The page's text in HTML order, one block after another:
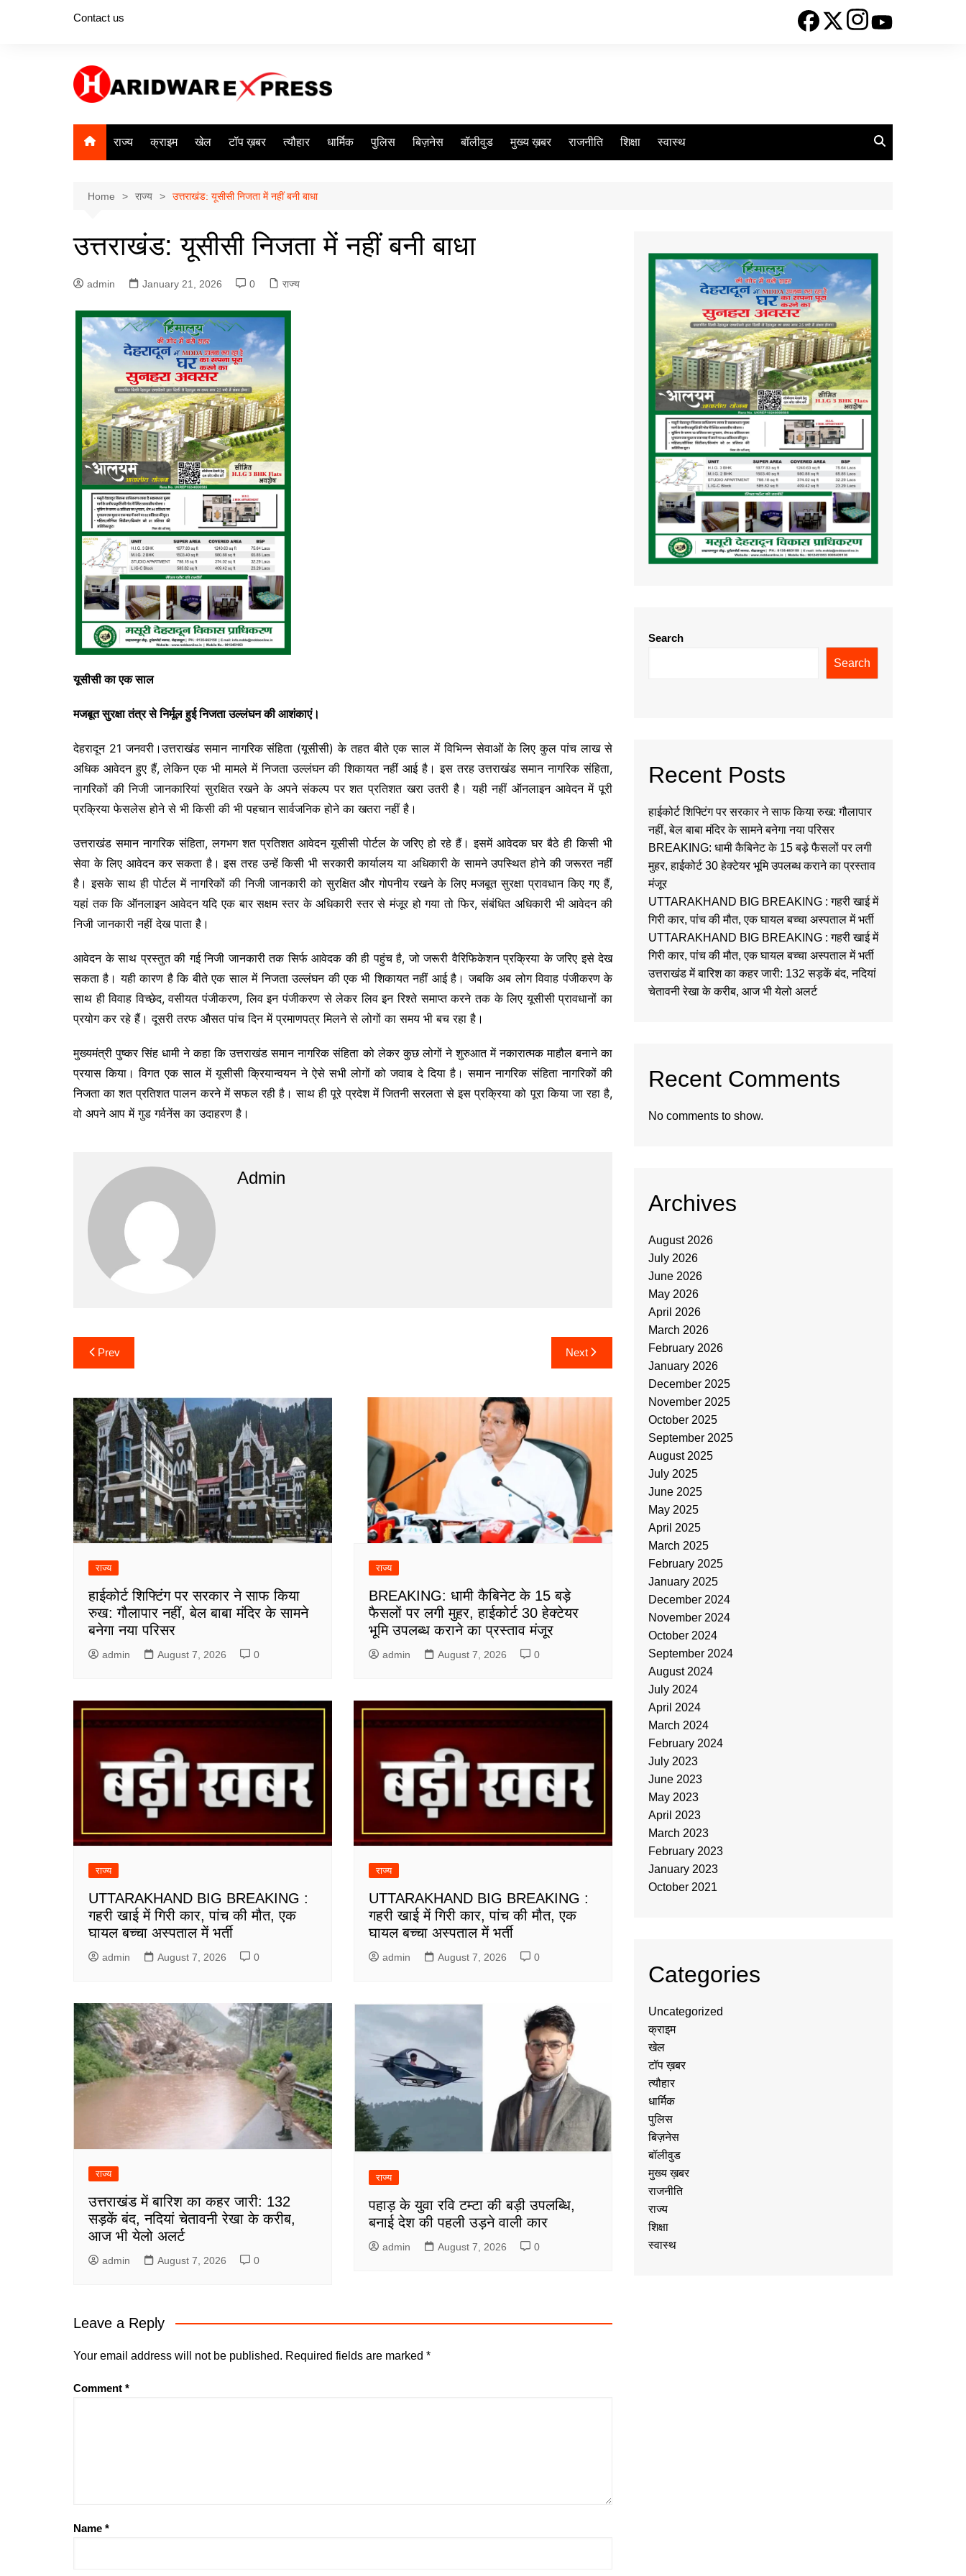
Contact us
राज्य क्राइम खेल टॉप ख़बर त्यौहार धार्मिक पुलिस बिज़नेस बॉलीवुड मुख्य ख़बर राजनीति शिक्षा स्वास्थ
Home राज्य उत्तराखंड: यूसीसी निजता में नहीं बनी बाधा
उत्तराखंड: यूसीसी निजता में नहीं बनी बाधा
admin January 21, 2026 0 राज्य
यूसीसी का एक साल
मजबूत सुरक्षा तंत्र से निर्मूल हुई निजता उल्लंघन की आशंकाएं।
देहरादून 21 जनवरी।उत्तराखंड समान नागरिक संहिता (यूसीसी) के तहत बीते एक साल में विभिन्न सेवाओं के लिए कुल पांच लाख से
अधिक आवेदन हुए हैं, लेकिन एक भी मामले में निजता उल्लंघन की शिकायत नहीं आई है। इस तरह उत्तराखंड समान नागरिक संहिता,
नागरिकों की निजी जानकारियां सुरक्षित रखने के अपने संकल्प पर शत प्रतिशत खरा उतरी है। यही नहीं ऑनलाइन आवेदन में पूरी
प्रक्रिया फेसलेस होने से भी किसी की भी पहचान सार्वजनिक होने का खतरा नहीं है।
उत्तराखंड समान नागरिक संहिता, लगभग शत प्रतिशत आवेदन यूसीसी पोर्टल के जरिए हो रहे हैं। इसमें आवेदक घर बैठे ही किसी भी
सेवा के लिए आवेदन कर सकता है। इस तरह उन्हें किसी भी सरकारी कार्यालय या अधिकारी के सामने उपस्थित होने की जरूरत नहीं
है। इसके साथ ही पोर्टल में नागरिकों की निजी जानकारी को सुरक्षित और गोपनीय रखने के लिए मजबूत सुरक्षा प्रावधान किए गए हैं,
यहां तक कि ऑनलाइन आवेदन यदि एक बार सक्षम स्तर के अधिकारी स्तर से मंजूर हो गया तो फिर, संबंधित अधिकारी भी आवेदन की
निजी जानकारी नहीं देख पाता है।
आवेदन के साथ प्रस्तुत की गई निजी जानकारी तक सिर्फ आवेदक की ही पहुंच है, जो जरूरी वैरिफिकेशन प्रक्रिया के जरिए इसे देख
सकता है। यही कारण है कि बीते एक साल में निजता उल्लंघन की एक भी शिकायत नहीं आई है। जबकि अब लोग विवाह पंजीकरण के
साथ ही विवाह विच्छेद, वसीयत पंजीकरण, लिव इन पंजीकरण से लेकर लिव इन रिश्ते समाप्त करने तक के लिए यूसीसी प्रावधानों का
प्रयोग कर रहे हैं। दूसरी तरफ औसत पांच दिन में प्रमाणपत्र मिलने से लोगों का समय भी बच रहा है।
मुख्यमंत्री पुष्कर सिंह धामी ने कहा कि उत्तराखंड समान नागरिक संहिता को लेकर कुछ लोगों ने शुरुआत में नकारात्मक माहौल बनाने का
प्रयास किया। विगत एक साल में यूसीसी क्रियान्वयन ने ऐसे सभी लोगों को जवाब दे दिया है। समान नागरिक संहिता नागरिकों की
निजता का शत प्रतिशत पालन करने में सफल रही है। साथ ही पूरे प्रदेश में जितनी सरलता से इस प्रक्रिया को पूरा किया जा रहा है,
वो अपने आप में गुड गर्वनेंस का उदाहरण है।
Admin
Post
navigation
Prev Next
राज्य
हाईकोर्ट शिफ्टिंग पर सरकार ने साफ किया
रुख: गौलापार नहीं, बेल बाबा मंदिर के सामने
बनेगा नया परिसर
admin August 7, 2026 0
राज्य
BREAKING: धामी कैबिनेट के 15 बड़े
फैसलों पर लगी मुहर, हाईकोर्ट 30 हेक्टेयर
भूमि उपलब्ध कराने का प्रस्ताव मंजूर
admin August 7, 2026 0
राज्य
UTTARAKHAND BIG BREAKING :
गहरी खाई में गिरी कार, पांच की मौत, एक
घायल बच्चा अस्पताल में भर्ती
admin August 7, 2026 0
राज्य
UTTARAKHAND BIG BREAKING :
गहरी खाई में गिरी कार, पांच की मौत, एक
घायल बच्चा अस्पताल में भर्ती
admin August 7, 2026 0
राज्य
उत्तराखंड में बारिश का कहर जारी: 132
सड़कें बंद, नदियां चेतावनी रेखा के करीब,
आज भी येलो अलर्ट
admin August 7, 2026 0
राज्य
पहाड़ के युवा रवि टम्टा की बड़ी उपलब्धि,
बनाई देश की पहली उड़ने वाली कार
admin August 7, 2026 0
Leave a Reply
Your email address will not be published. Required fields are marked *
Comment *
Name *
Search
Search
Recent Posts
हाईकोर्ट शिफ्टिंग पर सरकार ने साफ किया रुख: गौलापार
नहीं, बेल बाबा मंदिर के सामने बनेगा नया परिसर
BREAKING: धामी कैबिनेट के 15 बड़े फैसलों पर लगी
मुहर, हाईकोर्ट 30 हेक्टेयर भूमि उपलब्ध कराने का प्रस्ताव
मंजूर
UTTARAKHAND BIG BREAKING : गहरी खाई में
गिरी कार, पांच की मौत, एक घायल बच्चा अस्पताल में भर्ती
UTTARAKHAND BIG BREAKING : गहरी खाई में
गिरी कार, पांच की मौत, एक घायल बच्चा अस्पताल में भर्ती
उत्तराखंड में बारिश का कहर जारी: 132 सड़कें बंद, नदियां
चेतावनी रेखा के करीब, आज भी येलो अलर्ट
Recent Comments
No comments to show.
Archives
August 2026
July 2026
June 2026
May 2026
April 2026
March 2026
February 2026
January 2026
December 2025
November 2025
October 2025
September 2025
August 2025
July 2025
June 2025
May 2025
April 2025
March 2025
February 2025
January 2025
December 2024
November 2024
October 2024
September 2024
August 2024
July 2024
April 2024
March 2024
February 2024
July 2023
June 2023
May 2023
April 2023
March 2023
February 2023
January 2023
October 2021
Categories
Uncategorized
क्राइम
खेल
टॉप ख़बर
त्यौहार
धार्मिक
पुलिस
बिज़नेस
बॉलीवुड
मुख्य ख़बर
राजनीति
राज्य
शिक्षा
स्वास्थ